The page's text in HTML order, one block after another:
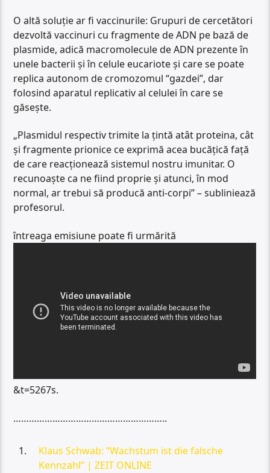
O altă soluție ar fi vaccinurile: Grupuri de cercetători
dezvoltă vaccinuri cu fragmente de ADN pe bază de
plasmide, adică macromolecule de ADN prezente în
unele bacterii și în celule eucariote și care se poate
replica autonom de cromozomul “gazdei”, dar
folosind aparatul replicativ al celulei în care se
găsește.
„Plasmidul respectiv trimite la țintă atât proteina, cât
și fragmente prionice ce exprimă acea bucățică față
de care reacționează sistemul nostru imunitar. O
recunoaște ca ne fiind proprie și atunci, în mod
normal, ar trebui să producă anti-corpi” – subliniează
profesorul.
întreaga emisiune poate fi urmărită
&t=5267s.
…………………………………………………..
Klaus Schwab: “Wachstum ist die falsche
Kennzahl” | ZEIT ONLINE